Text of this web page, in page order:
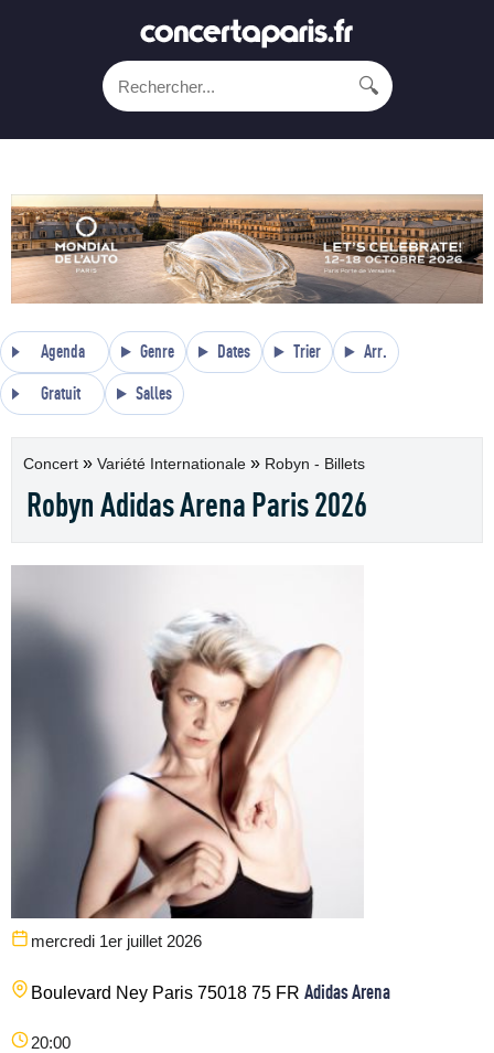
🔍
Agenda Genre Dates Trier Arr.
Gratuit Salles
Concert » Variété Internationale » Robyn - Billets
Robyn Adidas Arena Paris 2026
mercredi 1er juillet 2026
Boulevard Ney Paris 75018 75 FR Adidas Arena
20:00